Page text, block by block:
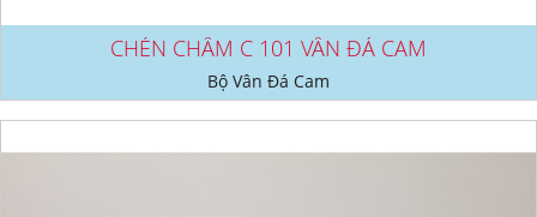
CHÉN CHẤM C 101 VÂN ĐÁ CAM
Bộ Vân Đá Cam